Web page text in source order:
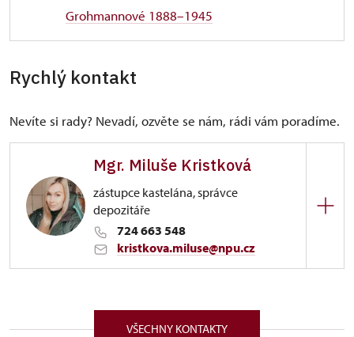
Grohmannové 1888–1945
Rychlý kontakt
Nevíte si rady? Nevadí, ozvěte se nám, rádi vám poradíme.
Mgr. Miluše Kristková
zástupce kastelána, správce
depozitáře
724 663 548
kristkova.miluse@npu.cz
Zámecká 51/, Benešov nad Ploučnicí 40722
VŠECHNY KONTAKTY